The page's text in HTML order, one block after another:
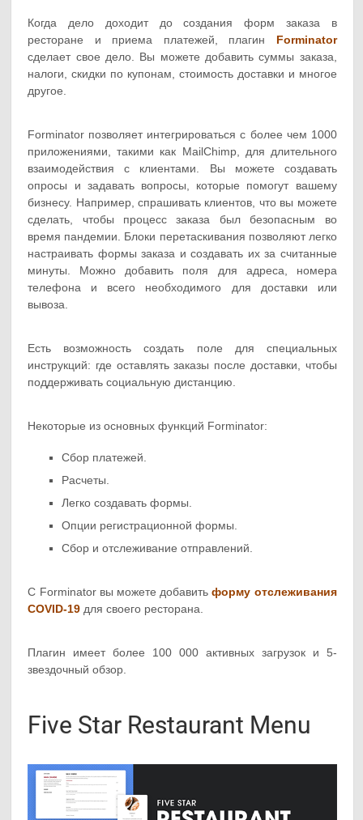
Когда дело доходит до создания форм заказа в
ресторане и приема платежей, плагин Forminator
сделает свое дело. Вы можете добавить суммы заказа,
налоги, скидки по купонам, стоимость доставки и многое
другое.
Forminator позволяет интегрироваться с более чем 1000
приложениями, такими как MailChimp, для длительного
взаимодействия с клиентами. Вы можете создавать
опросы и задавать вопросы, которые помогут вашему
бизнесу. Например, спрашивать клиентов, что вы можете
сделать, чтобы процесс заказа был безопасным во
время пандемии. Блоки перетаскивания позволяют легко
настраивать формы заказа и создавать их за считанные
минуты. Можно добавить поля для адреса, номера
телефона и всего необходимого для доставки или
вывоза.
Есть возможность создать поле для специальных
инструкций: где оставлять заказы после доставки, чтобы
поддерживать социальную дистанцию.
Некоторые из основных функций Forminator:
Сбор платежей.
Расчеты.
Легко создавать формы.
Опции регистрационной формы.
Сбор и отслеживание отправлений.
С Forminator вы можете добавитьформу отслеживания
COVID-19 для своего ресторана.
Плагин имеет более 100 000 активных загрузок и 5-
звездочный обзор.
Five Star Restaurant Menu